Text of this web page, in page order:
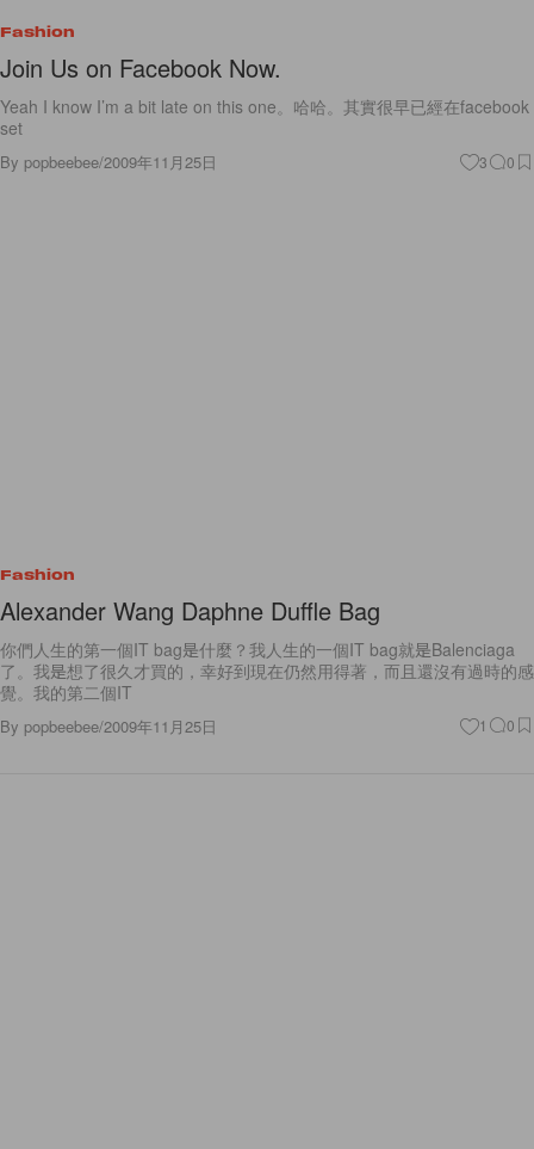
Fashion
Join Us on Facebook Now.
Yeah I know I’m a bit late on this one。哈哈。其實很早已經在facebook
set
By popbeebee/2009年11月25日 3 0
Fashion
Alexander Wang Daphne Duffle Bag
你們人生的第一個IT bag是什麼？我人生的一個IT bag就是Balenciaga
了。我是想了很久才買的，幸好到現在仍然用得著，而且還沒有過時的感
覺。我的第二個IT
By popbeebee/2009年11月25日 1 0